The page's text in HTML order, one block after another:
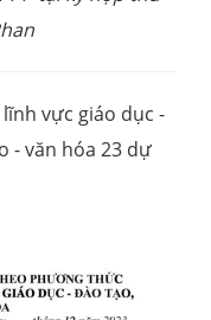
vực giáo dục -
- văn hóa 23 dự